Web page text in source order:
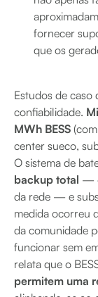
fornecer
que os
Estudos de caso
confiabilidade.
MWh BESS
center sueco,
O sistema de
backup total —
da rede — e
medida ocorreu
da comunidade
funcionar sem
relata que o
permitem uma